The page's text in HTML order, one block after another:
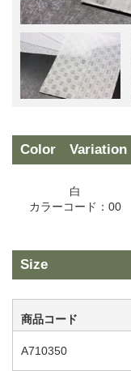
Color Variation
白
カラーコード：00
Size
商品コード
A710350